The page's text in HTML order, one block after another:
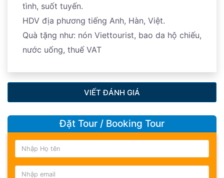
tình, suốt tuyến.
HDV địa phương tiếng Anh, Hàn, Việt.
Quà tặng như: nón Viettourist, bao da hộ chiếu,
nước uống, thuế VAT
VIẾT ĐÁNH GIÁ
Đặt Tour / Booking Tour